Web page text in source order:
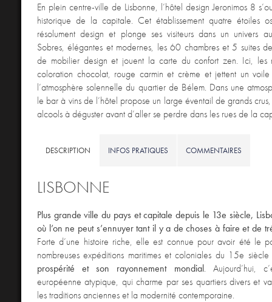
En plein centre-ville de Lisbonne, l’hôtel design Jeronimos 8
historique de la capitale. Cet établissement quatre étoiles
résolument design et plonge ses visiteurs dans un univers
Sobres, élégantes et modernes, les 60 chambres et 5 suites
de mobilier design et jouent la carte du confort zen. Ici, les
coloration chocolat, rouge carmin et crème et jettent un
l’atmosphère solennelle du quartier de Bélem. Dans une
le bar à vins de l’hôtel propose un large éventail de grands
alcools à déguster avant d’aller se perdre dans les rues de la
DESCRIPTION INFOS PRATIQUES COMMENTAIRES
LISBONNE
Plus grande ville du pays et capitale depuis le 13e siècle,
où l’on ne peut s’ennuyer tant il y a de choses à faire et de
Forte d’une histoire riche, elle est connue pour avoir été le
nombreuses expéditions maritimes et coloniales du 15e
prospérité et son rayonnement mondial. Aujourd’hui,
européenne atypique, qui charme par ses quartiers divers et
les traditions anciennes et la modernité contemporaine.